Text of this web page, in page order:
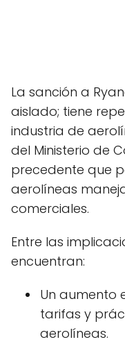
La sanción a
aislado; tiene
industria de
del Ministerio de
precedente que
aerolíneas
comerciales.
Entre las
encuentran:
Un aumento
tarifas y
aerolíneas.